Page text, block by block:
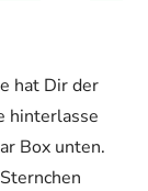
hat Dir der
hinterlasse
Box unten.